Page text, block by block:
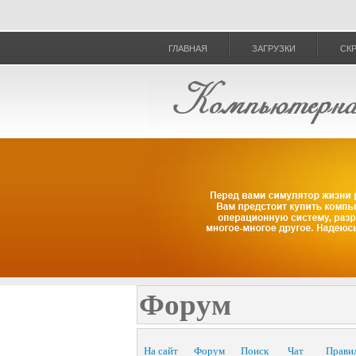
ГЛАВНАЯ ЗАГРУЗКИ
Форум
На сайт Форум Поиск Чат